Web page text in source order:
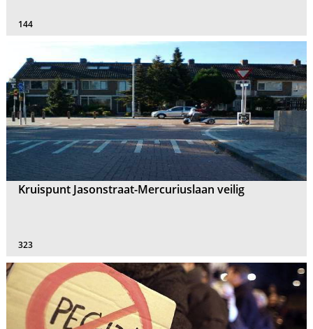
144
Kruispunt Jasonstraat-Mercuriuslaan veilig
323